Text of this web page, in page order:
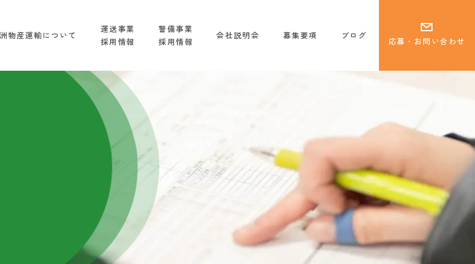
物産運輸について
運送事業
採用情報
警備事業
採用情報
会社説明会 募集要項 ブログ
応募・お問い合わせ